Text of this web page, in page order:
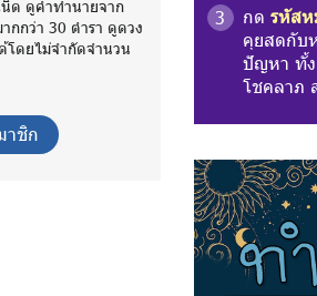
ด ดูคำทำนายจาก
กกว่า 30 ตำรา ดูดวง
ดยไม่จำกัดจำนวน
าชิก
3
กด รหัส
คุยสดกับ
ปัญหา ทั้ง
โชคลาภ